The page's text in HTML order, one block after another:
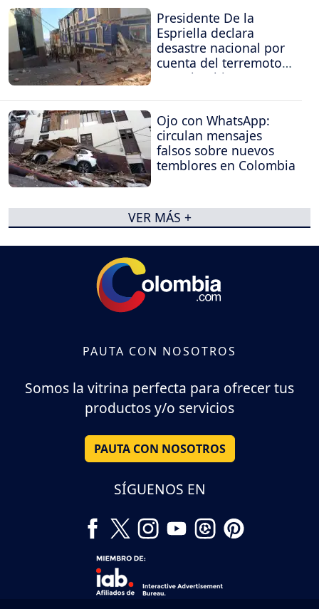
Presidente De la
Espriella declara
desastre nacional por
cuenta del terremoto
en Colombia
Ojo con WhatsApp:
circulan mensajes
falsos sobre nuevos
temblores en Colombia
VER MÁS +
PAUTA CON NOSOTROS
Somos la vitrina perfecta para ofrecer tus
productos y/o servicios
PAUTA CON NOSOTROS
SÍGUENOS EN